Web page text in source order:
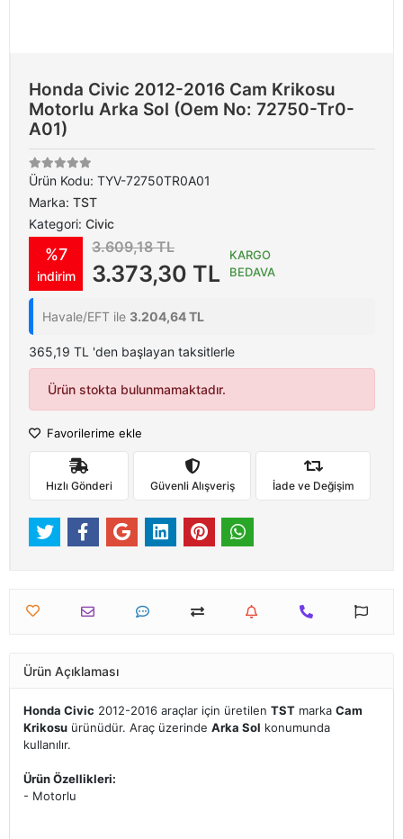
Honda Civic 2012-2016 Cam Krikosu
Motorlu Arka Sol (Oem No: 72750-Tr0-
A01)
Ürün Kodu: TYV-72750TR0A01
Marka: TST
Kategori: Civic
%7
indirim
3.609,18 TL
3.373,30 TL
KARGO
BEDAVA
Havale/EFT ile 3.204,64 TL
365,19 TL 'den başlayan taksitlerle
Ürün stokta bulunmamaktadır.
Favorilerime ekle
Hızlı Gönderi Güvenli Alışveriş İade ve Değişim
Ürün Açıklaması
Honda Civic 2012-2016 araçlar için üretilen TST marka Cam
Krikosu ürünüdür. Araç üzerinde Arka Sol konumunda
kullanılır.
Ürün Özellikleri:
- Motorlu